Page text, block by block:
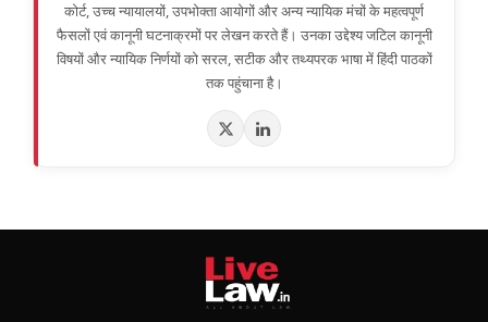
कोर्ट, उच्च न्यायालयों, उपभोक्ता आयोगों और अन्य न्यायिक मंचों के महत्वपूर्ण
फैसलों एवं कानूनी घटनाक्रमों पर लेखन करते हैं। उनका उद्देश्य जटिल कानूनी
विषयों और न्यायिक निर्णयों को सरल, सटीक और तथ्यपरक भाषा में हिंदी पाठकों
तक पहुंचाना है।